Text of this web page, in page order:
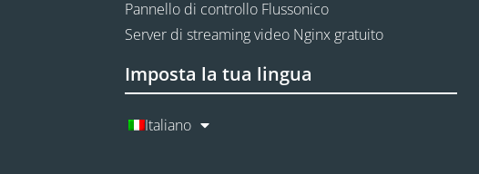
Pannello di controllo Flussonico
Server di streaming video Nginx gratuito
Imposta la tua lingua
Italiano